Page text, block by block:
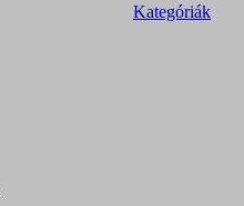
Kategóriák